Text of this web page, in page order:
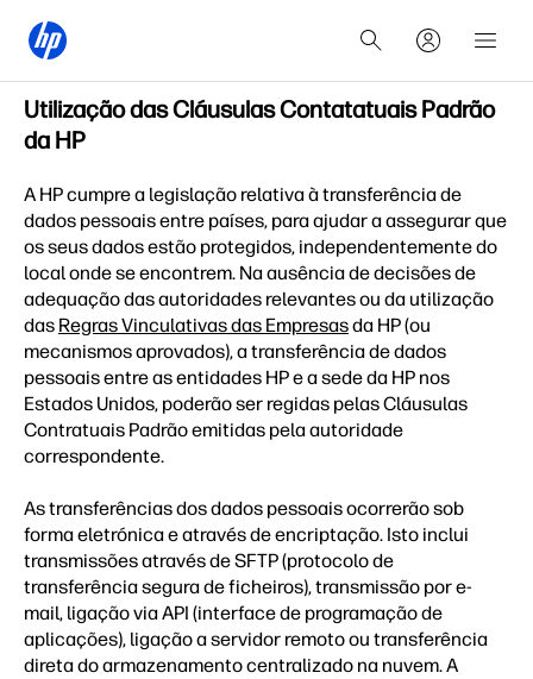
Utilização das Cláusulas Contatatuais Padrão
da HP
A HP cumpre a legislação relativa à transferência de
dados pessoais entre países, para ajudar a assegurar que
os seus dados estão protegidos, independentemente do
local onde se encontrem. Na ausência de decisões de
adequação das autoridades relevantes ou da utilização
das Regras Vinculativas das Empresasda HP (ou
mecanismos aprovados), a transferência de dados
pessoais entre as entidades HP e a sede da HP nos
Estados Unidos, poderão ser regidas pelas Cláusulas
Contratuais Padrão emitidas pela autoridade
correspondente.
As transferências dos dados pessoais ocorrerão sob
forma eletrónica e através de encriptação. Isto inclui
transmissões através de SFTP (protocolo de
transferência segura de ficheiros), transmissão por e-
mail, ligação via API (interface de programação de
aplicações), ligação a servidor remoto ou transferência
direta do armazenamento centralizado na nuvem. A